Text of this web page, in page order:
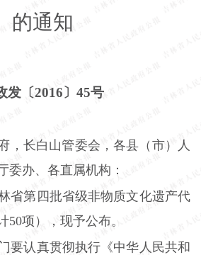
的通知
发〔2016〕45号
，长白山管委会，各县（市）人
委办、各直属机构：
省第四批省级非物质文化遗产代
50项），现予公布。
要认真贯彻执行《中华人民共和